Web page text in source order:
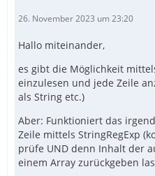
26. November 2023 um 23:20
Hallo miteinander,
es gibt die Möglichkeit
einzulesen und jede Zeile
als String etc.)
Aber: Funktioniert das
Zeile mittels StringRegExp
prüfe UND denn Inhalt der
einem Array zurückgeben